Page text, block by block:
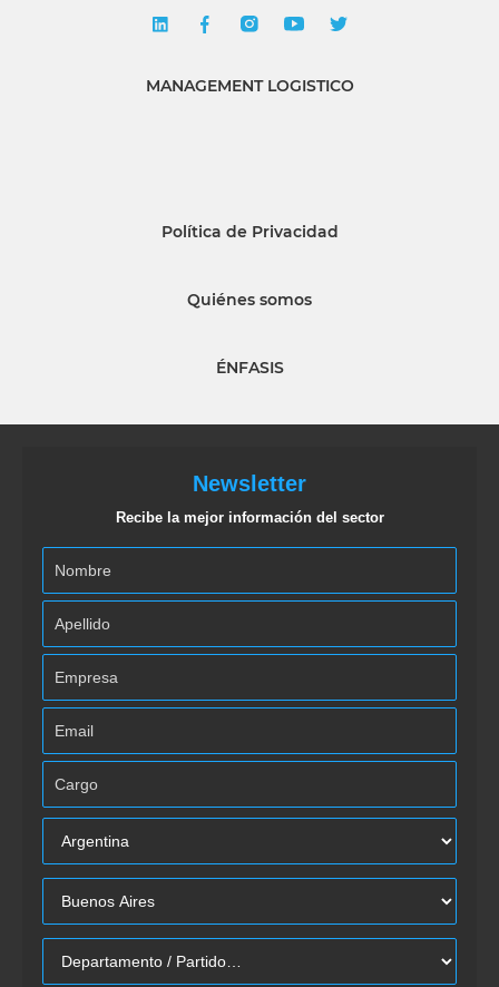
MANAGEMENT LOGISTICO
Política de Privacidad
Quiénes somos
ÉNFASIS
Newsletter
Recibe la mejor información del sector